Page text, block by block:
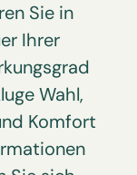
Sie in
Ihrer
Wahl,
Komfort